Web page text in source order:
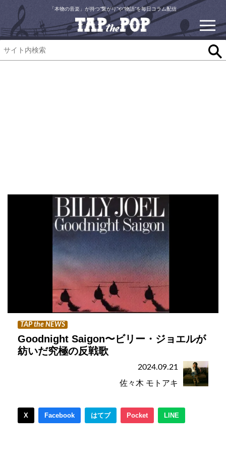
「本物の音楽」が持つ“繋がり”や“物語”を毎日コラム配信
TAP the NEWS
Goodnight Saigon〜ビリー・ジョエルが
紡いだ究極の反戦歌
2024.09.21
佐々木 モトアキ
X Facebook はてブ Pocket LINE